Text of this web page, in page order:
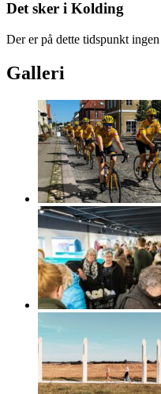
Det sker i Kolding
Der er på dette tidspunkt
Galleri